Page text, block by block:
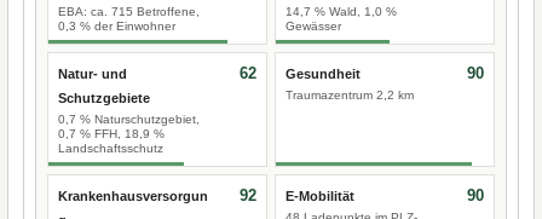
EBA: ca. 715 Betroffene,
0,3 % der Einwohner
14,7 % Wald, 1,0 %
Gewässer
Natur- und
Schutzgebiete
0,7 % Naturschutzgebiet,
0,7 % FFH, 18,9 %
Landschaftsschutz
62 Gesundheit
Traumazentrum 2,2 km
90
Krankenhausversorgun
92 E-Mobilität 90